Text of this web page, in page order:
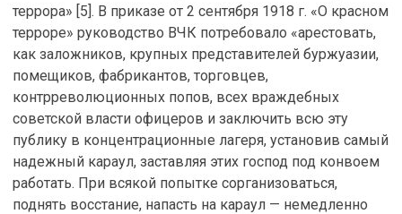
террора» [5]. В приказе от 2 сентября 1918 г. «О красном
терроре» руководство ВЧК потребовало «арестовать,
как заложников, крупных представителей буржуазии,
помещиков, фабрикантов, торговцев,
контрреволюционных попов, всех враждебных
советской власти офицеров и заключить всю эту
публику в концентрационные лагеря, установив самый
надежный караул, заставляя этих господ под конвоем
работать. При всякой попытке сорганизоваться,
поднять восстание, напасть на караул — немедленно